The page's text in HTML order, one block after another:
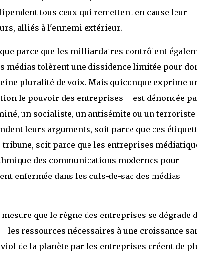
tous ceux qui remettent en cause leur
alliés à l'ennemi extérieur.
parce que les milliardaires contrôlent
médias tolèrent une dissidence limitée pour
pluralité de voix. Mais quiconque exprime
le pouvoir des entreprises – est dénoncée
un socialiste, un antisémite ou un terroriste
leurs arguments, soit parce que ces
soit parce que les entreprises
des communications modernes pour
enfermée dans les culs-de-sac des médias
que le règne des entreprises se dégrade
les ressources nécessaires à une croissance
de la planète par les entreprises créent de